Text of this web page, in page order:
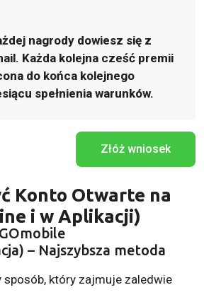
nagrody dowiesz się z
Każda kolejna cześć premii
do końca kolejnego
spełnienia warunków.
Złóż wniosek
Konto Otwarte na
i w Aplikacji)
– Najszybsza metoda
który zajmuje zaledwie